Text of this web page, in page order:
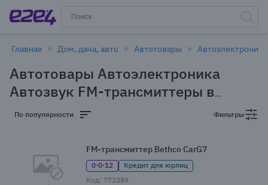
Главная Дом, дача, авто Автотовары Автоэлектроника
Автотовары Автоэлектроника
Автозвук FM-трансмиттеры в
Новосибирске
По популярности Фильтры
FM-трансмиттер Bethco CarG7
0·0·12
Кредит для юрлиц
Код: 772289